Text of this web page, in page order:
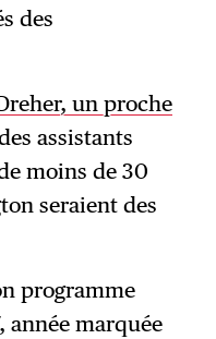
des
un proche
assistants
moins de 30
seraient des
programme
année marquée